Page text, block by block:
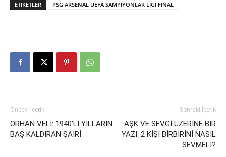
ETIKETLER PSG ARSENAL UEFA ŞAMPİYONLAR LİGİ FİNAL
Önceki İçerik
ORHAN VELİ: 1940’LI YILLARIN
BAŞ KALDIRAN ŞAİRİ
Sonraki İçerik
AŞK VE SEVGİ ÜZERİNE BİR
YAZI: 2 KİŞİ BİRBİRİNİ NASIL
SEVMELİ?